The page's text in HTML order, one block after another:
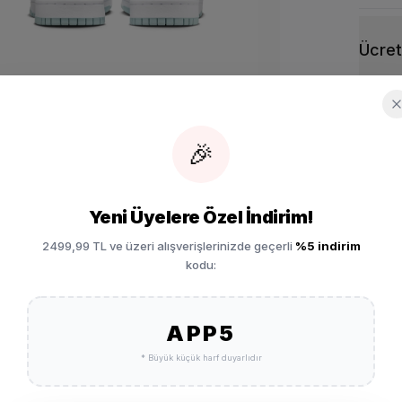
600 SEPETE EKLE
🎉
Yeni Üyelere Özel İndirim!
2499,99 TL ve üzeri alışverişlerinizde geçerli %5 indirim
kodu:
APP5
* Büyük küçük harf duyarlıdır